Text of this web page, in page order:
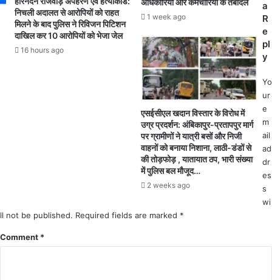
4
4
ला
बी
क
M
मो
दी
-
दौ
ड़ा
निचली अदालत से आरोपियों को राहत
मिलने के बाद पुलिस ने रिविजन पिटिशन
दाखिल कर 10 आरोपियों को भेजा जेल
16 hours ago
अधिकारियों और कर्मचारियों के तबादले
1 week ago
एसईसीएल खदान विस्तार के विरोध में
उग्र प्रदर्शन: अंबिकापुर-प्रतापपुर मार्ग
पर ग्रामीणों ने यात्री बसों और निजी
वाहनों को बनाया निशाना, लाठी-डंडों से
की तोड़फोड़ , यातायात ठप, भारी संख्या
में पुलिस बल मौजूद…
2 weeks ago
a
R
e
pl
y
Yo
ur
e
m
ail
ad
dr
es
s
wi
ll not be published. Required fields are marked *
Comment *